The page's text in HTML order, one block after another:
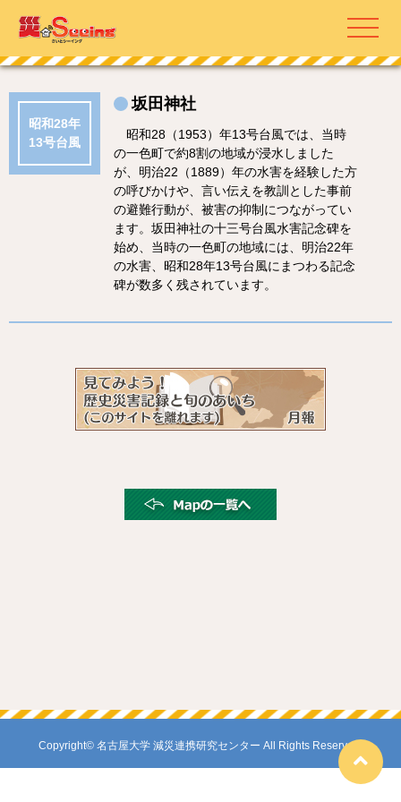
昭和28年
13号台風
坂田神社
昭和28（1953）年13号台風では、当時
の一色町で約8割の地域が浸水しました
が、明治22（1889）年の水害を経験した方
の呼びかけや、言い伝えを教訓とした事前
の避難行動が、被害の抑制につながってい
ます。坂田神社の十三号台風水害記念碑を
始め、当時の一色町の地域には、明治22年
の水害、昭和28年13号台風にまつわる記念
碑が数多く残されています。
Copyright© 名古屋大学 減災連携研究センター All Rights Reserved.